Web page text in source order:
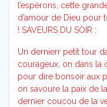
l’espérons, cette
d’amour de Dieu pour
! SAVEURS DU SOIR :
Un dernierr petit tour
courageux, on dans la
pour dire bonsoir aux
on savoure la paix de
dernier coucou de la